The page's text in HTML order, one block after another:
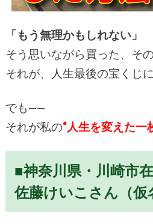
「もう無理かもしれない」
そう思いながら買った、その
それが、人生最後の宝くじ
でも——
それが私の“人生を変えた一
■神奈川県・川崎市
佐藤けいこさん（仮